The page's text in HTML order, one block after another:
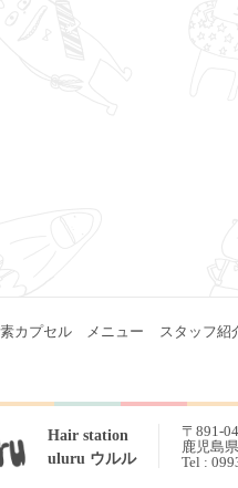
カプセル メニュー スタッフ紹
Hair station
uluru ウルル
〒891-
鹿児島
Tel :